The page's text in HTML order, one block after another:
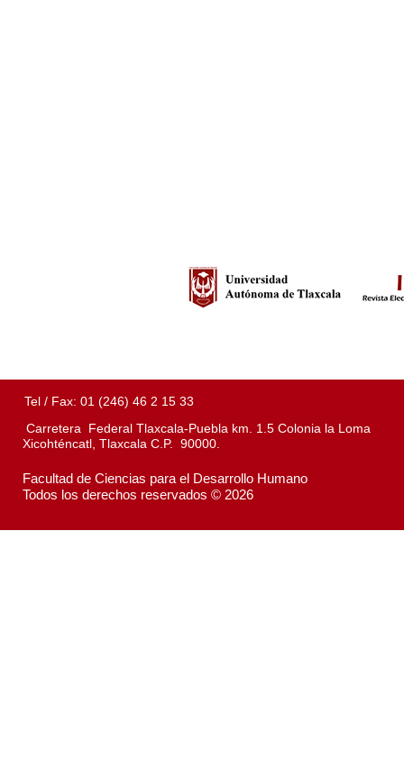
Tel / Fax: 01 (246) 46 2 15 33
Carretera Federal Tlaxcala-Puebla km. 1.5 Colonia la Loma
Xicohténcatl, Tlaxcala C.P. 90000.
Facultad de Ciencias para el Desarrollo Humano
Todos los derechos reservados © 2026